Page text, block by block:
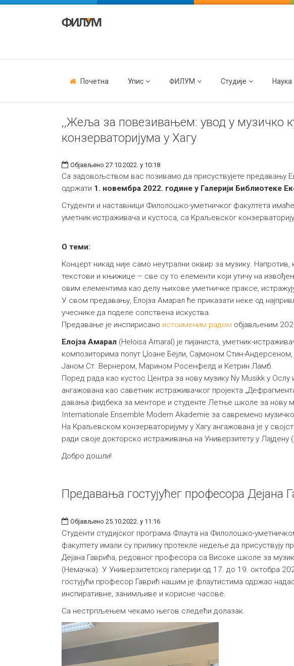
Почетна Упис ФИЛУМ Студије Наука
,,Жеља за повезивањем: увод у музичко
конзерваторијума у Хагу
Објављено 27.10.2022. у 10:18
Са задовољством вас позивамо да присуствујете предавању
одржати 1. новембра 2022. године у Галерији Библиотеке
Студенти и наставници Филолошко-уметничког факултета
уметник-истраживача и кустоса, са Краљевског
О теми:
Концерт никад није само неутрални оквир за музику.
текстови и књижице – све су то елементи који утичу на
овим елементима као делу њихове уметничке праксе,
У свом предавању, Елојза Амарал ће приказати неке од
учеснике да поделе сопствена искуства.
Предавање је инспирисано истоименим радом објављеним
Елојза Амарал (Heloisa Amaral) је пијаниста, уметник-
композиторима попут Џоане Бејли, Сајмоном Стин-
Јаном Ст. Вернером, Марином Росенфелд и Кетрин Ламб.
Поред рада као кустос Центра за нову музику Ny Musikk у
ангажована као саветник истраживачког пројекта
давања фидбека за менторе и студенте Летње школе за нову
Internationale Ensemble Modern Akademie за савремено
На Краљевском конзерваторијуму у Хагу ангажована је у
ради своје докторско истраживања на Универзитету у Лајдену
Добро дошли!
Предавања гостујућег професора Дејана
Објављено 25.10.2022. у 11:16
Студенти студијског програма Флаута на Филолошко-
факултету имали су прилику протекле недеље да присуствују
Дејана Гаврића, редовног професора са Високе школе за
(Немачка). У Универзитетској галерији од 17. до 19. октобра
гостујући професор Гаврић нашим је флаутистима одржао
инспиративне, занимљиве и корисне часове.
Са нестрпљењем чекамо његов следећи долазак.